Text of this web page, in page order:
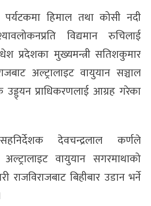
पर्यटकमा हिमाल तथा कोसी नदी
विद्यमान रुचिलाई
प्रदेशका मुख्यमन्त्री सतिशकुमार
अल्ट्रालाइट वायुयान सञ्चाल
उड्ड्यन प्राधिकरणलाई आग्रह गरेका
देवचन्द्रलाल कर्णले
वायुयान सगरमाथाको
राजविराजबाट बिहीबार उडान भर्ने